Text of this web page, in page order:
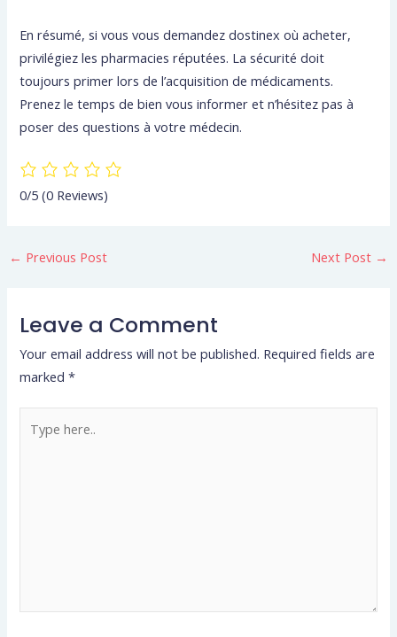
En résumé, si vous vous demandez dostinex où acheter,
privilégiez les pharmacies réputées. La sécurité doit
toujours primer lors de l’acquisition de médicaments.
Prenez le temps de bien vous informer et n’hésitez pas à
poser des questions à votre médecin.
0/5(0 Reviews)
← Previous Post Next Post →
Leave a Comment
Your email address will not be published. Required fields are
marked*
here..